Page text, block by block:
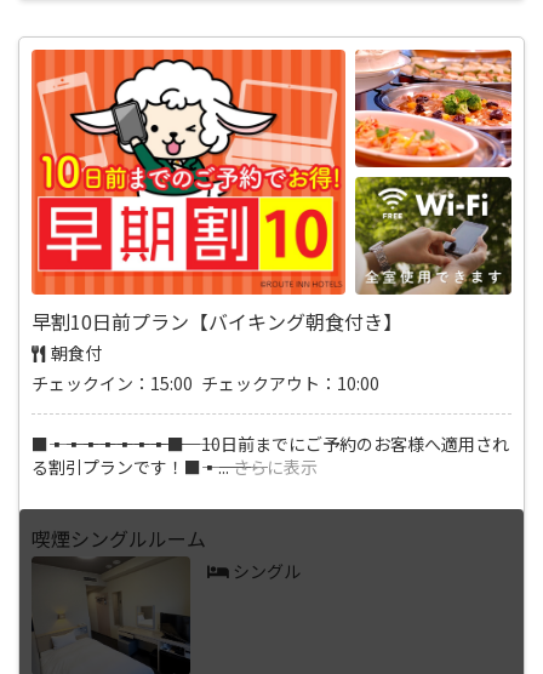
早割10日前プラン【バイキング朝食付き】
朝食付
チェックイン：15:00 チェックアウト：10:00
■―――▪―――▪―――▪―――▪―――▪―――▪―――▪―――■ 10日前までにご予約のお客様へ適用され
る割引プランです！■―――▪―――...さらに表示
喫煙シングルルーム
シングル